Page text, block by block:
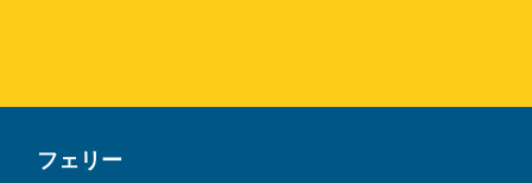
フェリー